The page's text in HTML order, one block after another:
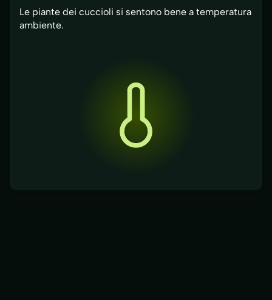
Le piante dei cuccioli si sentono bene a temperatura
ambiente.